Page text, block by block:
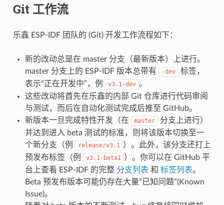
Git 工作流
乐鑫 ESP-IDF 团队的 (Git) 开发工作流程如下：
新的改动总是在 master 分支（最新版本）上进行。
master 分支上的 ESP-IDF 版本总带有
-dev
标签，
表示“正在开发中”，例
v3.1-dev 。
这些改动将首先在乐鑫的内部 Git 仓库进行代码审阅
与测试，而后在自动化测试完成后推至 GitHub。
新版本一旦完成特性开发（在
master
分支上进行）
并达到进入 beta 测试的标准，则将该版本切换至一
个新分支（例
release/v3.1 ）。此外，该分支还打上
预发布标签（例
v3.1-beta1 ）。你可以在 GitHub 平
台上查看 ESP-IDF 的完整 分支列表 和 标签列表。
Beta 预发布版本可能仍存在大量“已知问题”(Known
Issue)。